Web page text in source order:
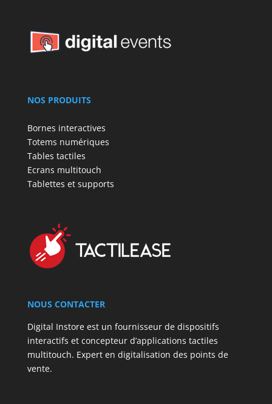
NOS PRODUITS
Bornes interactives
Totems numériques
Tables tactiles
Ecrans multitouch
Tablettes et supports
NOUS CONTACTER
Digital Instore est un fournisseur de dispositifs
interactifs et concepteur d’applications tactiles
multitouch. Expert en digitalisation des points de
vente.